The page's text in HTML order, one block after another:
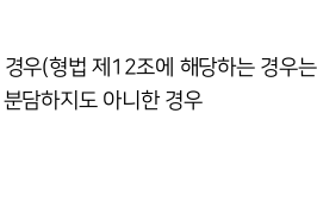
우(형법 제12조에 해당하는 경우
담하지도 아니한 경우